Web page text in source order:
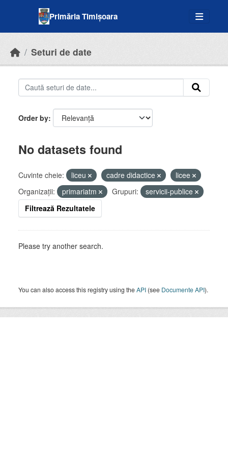
Primăria Timișoara
Seturi de date
Order by
No datasets found
Cuvinte cheie: liceu cadre didactice
licee
Organizații:
primariatm Grupuri:
servicii-publice
Filtrează Rezultatele
Please try another search.
You can also access this registry using theAPI (see Documente API).